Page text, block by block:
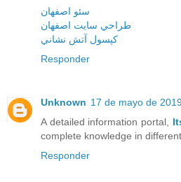
سئو اصفهان
طراحي سايت اصفهان
کپسول آتش نشاني
Responder
Unknown 17 de mayo de
A detailed information portal,
complete knowledge in
Responder